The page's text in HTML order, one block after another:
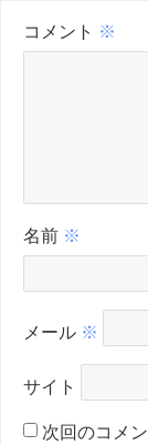
コメント ※
名前 ※
メール ※
サイト
次回のコメ